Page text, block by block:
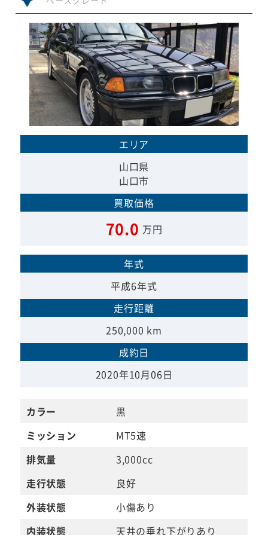
エリア
山口県
山口市
買取価格
70.0 万円
年式
平成6年式
走行距離
250,000 km
成約日
2020年10月06日
カラー
黒
ミッション
MT5速
排気量
3,000cc
走行状態
良好
外装状態
小傷あり
内装状態
天井の垂れ下がりあり